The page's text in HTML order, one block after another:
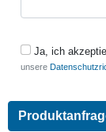
Ja, ich
unsere